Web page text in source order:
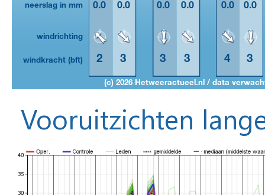
Vooruitzichten